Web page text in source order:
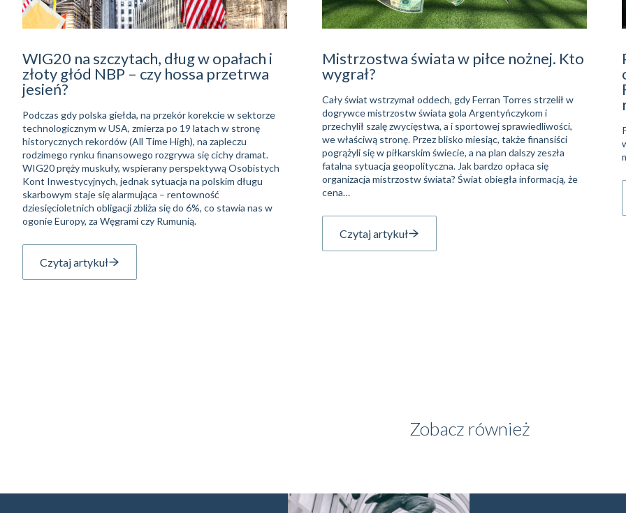
WIG20 na szczytach, dług w opałach i
złoty głód NBP – czy hossa przetrwa
jesień?
Podczas gdy polska giełda, na przekór korekcie w sektorze
technologicznym w USA, zmierza po 19 latach w stronę
historycznych rekordów (All Time High), na zapleczu
rodzimego rynku finansowego rozgrywa się cichy dramat.
WIG20 pręży muskuły, wspierany perspektywą Osobistych
Kont Inwestycyjnych, jednak sytuacja na polskim długu
skarbowym staje się alarmująca – rentowność
dziesięcioletnich obligacji zbliża się do 6%, co stawia nas w
ogonie Europy, za Węgrami czy Rumunią.
Czytaj artykuł
Mistrzostwa świata w piłce nożnej. Kto
wygrał?
Cały świat wstrzymał oddech, gdy Ferran Torres strzelił w
dogrywce mistrzostw świata gola Argentyńczykom i
przechylił szalę zwycięstwa, a i sportowej sprawiedliwości,
we właściwą stronę. Przez blisko miesiąc, także finansiści
pogrążyli się w piłkarskim świecie, a na plan dalszy zeszła
fatalna sytuacja geopolityczna. Jak bardzo opłaca się
organizacja mistrzostw świata? Świat obiegła informacją, że
cena…
Czytaj artykuł
Zobacz również